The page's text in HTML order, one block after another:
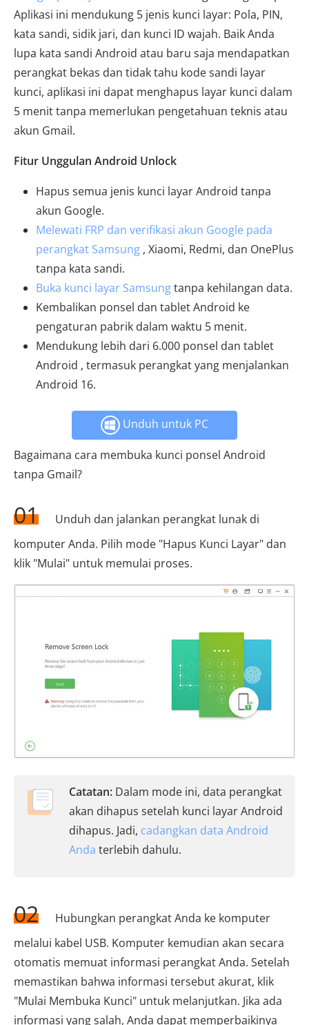
Aplikasi ini mendukung 5 jenis kunci layar: Pola, PIN,
kata sandi, sidik jari, dan kunci ID wajah. Baik Anda
lupa kata sandi Android atau baru saja mendapatkan
perangkat bekas dan tidak tahu kode sandi layar
kunci, aplikasi ini dapat menghapus layar kunci dalam
5 menit tanpa memerlukan pengetahuan teknis atau
akun Gmail.
Fitur Unggulan Android Unlock
Hapus semua jenis kunci layar Android tanpa
akun Google.
Melewati FRP dan verifikasi akun Google pada
perangkat Samsung , Xiaomi, Redmi, dan OnePlus
tanpa kata sandi.
Buka kunci layar Samsungtanpa kehilangan data.
Kembalikan ponsel dan tablet Android ke
pengaturan pabrik dalam waktu 5 menit.
Mendukung lebih dari 6.000 ponsel dan tablet
Android , termasuk perangkat yang menjalankan
Android 16.
Unduh untuk PC
Bagaimana cara membuka kunci ponsel Android
tanpa Gmail?
01
Unduh dan jalankan perangkat lunak di
komputer Anda. Pilih mode "Hapus Kunci Layar" dan
klik "Mulai" untuk memulai proses.
Catatan: Dalam mode ini, data perangkat
akan dihapus setelah kunci layar Android
dihapus. Jadi, cadangkan data Android
Anda terlebih dahulu.
02
Hubungkan perangkat Anda ke komputer
melalui kabel USB. Komputer kemudian akan secara
otomatis memuat informasi perangkat Anda. Setelah
memastikan bahwa informasi tersebut akurat, klik
"Mulai Membuka Kunci" untuk melanjutkan. Jika ada
informasi yang salah, Anda dapat memperbaikinya